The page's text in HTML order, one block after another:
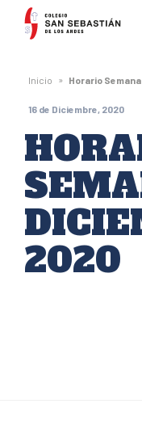
Colegio
San
Sebastián
de
Los
Andes
Inicio » Horario
16 de Diciembre, 2020
2020